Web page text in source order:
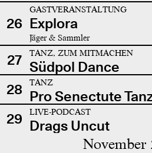
26
GASTVERANSTALTUNG
Explora
Jäger & Sammler
27 TANZ, ZUM MITMACHEN
Südpol Dance
28
TANZ
Pro Senectute
29
LIVE-PODCAST
Drags Uncut
November